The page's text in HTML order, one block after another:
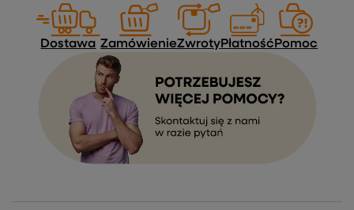
Dostawa ZamówienieZwrotyPłatność Pomoc